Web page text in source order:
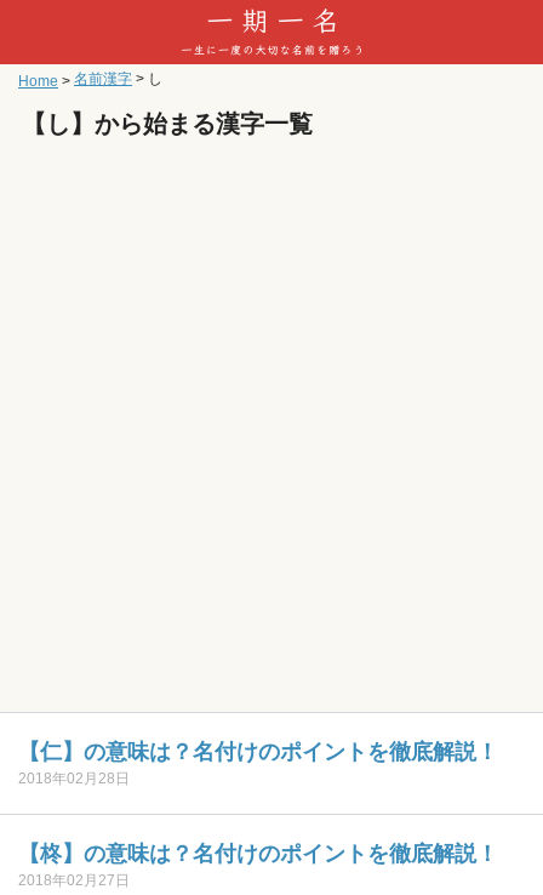
Home > 名前漢字 > し
【し】から始まる漢字一覧
【仁】の意味は？名付けのポイントを徹底解説！
2018年02月28日
【柊】の意味は？名付けのポイントを徹底解説！
2018年02月27日